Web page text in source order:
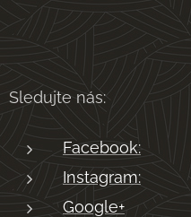
Sledujte nás:
Facebook:
Instagram:
Google+